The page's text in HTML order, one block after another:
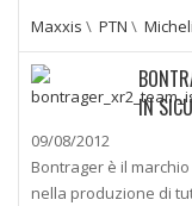
Maxxis \ PTN \
IN
09/08/2012
Bontrager è il
nella produzione di